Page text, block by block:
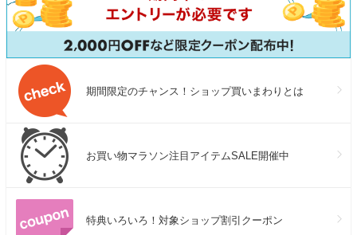
期間限定のチャンス！ショップ買いまわりとは
お買い物マラソン注目アイテムSALE開催中
特典いろいろ！対象ショップ割引クーポン